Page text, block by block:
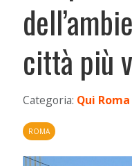
città più
Categoria: Qui Roma
ROMA